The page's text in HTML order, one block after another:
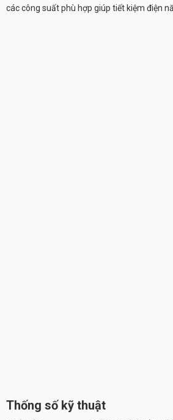
các công suất phù hợp giúp tiết kiệm điện
Thống số kỹ thuật